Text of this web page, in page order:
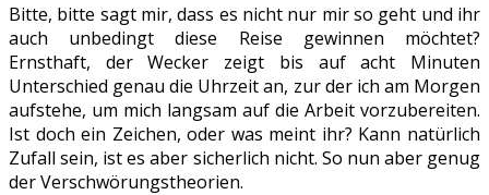
Bitte, bitte sagt mir, dass es nicht nur mir so geht und ihr
auch unbedingt diese Reise gewinnen möchtet?
Ernsthaft, der Wecker zeigt bis auf acht Minuten
Unterschied genau die Uhrzeit an, zur der ich am Morgen
aufstehe, um mich langsam auf die Arbeit vorzubereiten.
Ist doch ein Zeichen, oder was meint ihr? Kann natürlich
Zufall sein, ist es aber sicherlich nicht. So nun aber genug
der Verschwörungstheorien.